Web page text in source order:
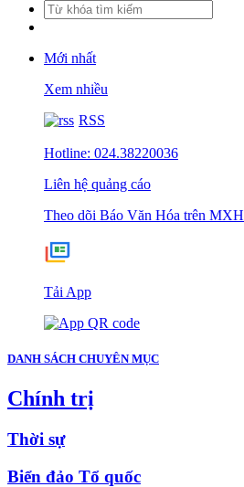
Mới nhất
Xem nhiều
RSS
Hotline: 024.38220036
Liên hệ quảng cáo
Theo dõi Báo Văn Hóa trên MXH
Tải App
DANH SÁCH CHUYÊN MỤC
Chính trị
Thời sự
Biển đảo Tổ quốc